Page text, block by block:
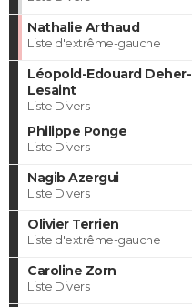
Nathalie Arthaud
Liste d'extrême-gauche
Léopold-Edouard Deher-
Lesaint
Liste Divers
Philippe Ponge
Liste Divers
Nagib Azergui
Liste Divers
Olivier Terrien
Liste d'extrême-gauche
Caroline Zorn
Liste Divers